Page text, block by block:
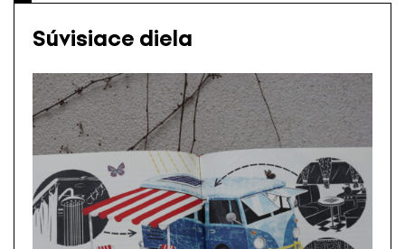
Súvisiace diela